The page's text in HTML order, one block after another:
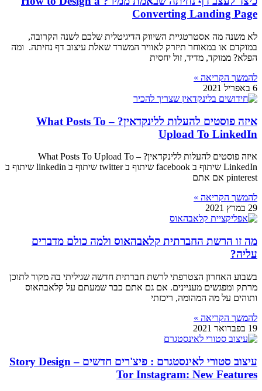
Converting Landing Page
לא משנה מה אסטרטגיית השיווק הדיגיטלית שלכם לשנה הקרובה,
במוקדם או במאוחר תיזרק לאוויר המשרד שאלת עיצוב דף נחיתה. ומה
הפלא? ממוקד, מדיד, זול יחסית
להמשך הקריאה »
6 באפריל 2021
איזה פוסטים להעלות ללינקדאין? – What Posts To
Upload To LinkedIn
איזה פוסטים להעלות ללינקדאין? – What Posts To Upload To
LinkedIn שיתוף ב facebook שיתוף ב twitter שיתוף ב linkedin שיתוף ב
pinterest אם אתם
להמשך הקריאה »
29 במרץ 2021
מה זו הרשת החברתית קלאבהאוס ולמה כולם מדברים
עליה?
בשבוע האחרון הצטרפתי לרשת חברתית חדשה שגיליתי בה מקור לתוכן
מרתק ומפגשים מעניינים. אם גם אתם כבר שמעתם על קלאבהאוס
ותוהים על מה המהומה, ריכזתי
להמשך הקריאה »
19 בפברואר 2021
עיצוב סטורי לאינסטגרם : פיצ'רים חדשים – Story Design
Tor Instagram: New Features